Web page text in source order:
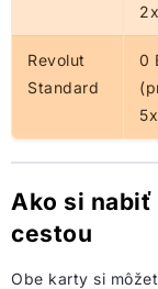
Revolut
Standard
0
Ako si nabiť
cestou
Obe karty si